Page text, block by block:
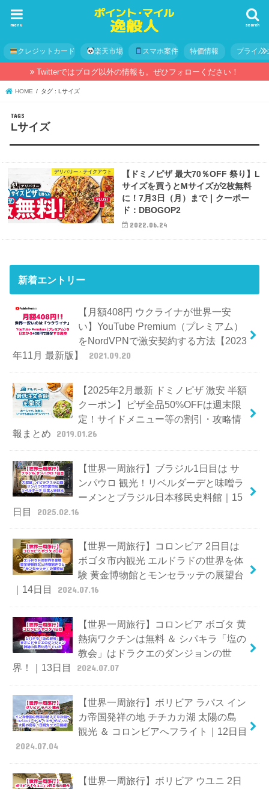
search
menu
クレジットカード 楽天市場 スマホ案件 特価情報 プライバ
Twitterではブログ以外の情報も。ぜひフォローください！
HOME タグ : Lサイズ
Lサイズ
デリバリー・テイクアウト
【ドミノピザ 最大70％OFF 祭り】L
サイズを買うとMサイズが2枚無料
に！7月3日（月）まで｜クーポー
ド：DBOGOP2
2022.06.24
新着エントリー
【月額408円 ウクライナが世界一安
い】YouTube Premium（プレミアム）
をNordVPNで激安契約する方法【2023
年11月 最新版】
2021.09.20
【2025年2月最新 ドミノピザ 激安 半額
クーポン】ピザ全品50%OFFは週末限
定！サイドメニュー等の割引・攻略情
報まとめ
2019.01.26
【世界一周旅行】ブラジル1日目は サ
ンパウロ 観光！リベルダーデと味噌ラ
ーメンとブラジル日本移民史料館｜15
日目
2025.02.16
【世界一周旅行】コロンビア 2日目は
ボゴタ市内観光 エルドラドの世界を体
験 黄金博物館とモンセラッテの展望台
｜14日目
2024.07.16
【世界一周旅行】コロンビア ボゴタ 黄
熱病ワクチンは無料 ＆ シパキラ「塩の
教会」はドラクエのダンジョンの世
界！｜13日目
2024.07.07
【世界一周旅行】ボリビア ラパス イン
カ帝国発祥の地 チチカカ湖 太陽の島
観光 ＆ コロンビアへフライト｜12日目
2024.07.04
【世界一周旅行】ボリビア ウユニ 2日